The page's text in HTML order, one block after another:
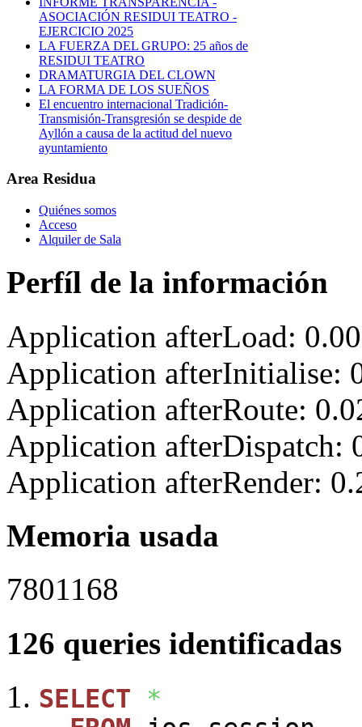
ASOCIACIÓN RESIDUI TEATRO -
EJERCICIO 2025
LA FUERZA DEL GRUPO: 25 años de
RESIDUI TEATRO
DRAMATURGIA DEL CLOWN
LA FORMA DE LOS SUEÑOS
El encuentro internacional Tradición-
Transmisión-Transgresión se despide de
Ayllón a causa de la actitud del nuevo
ayuntamiento
Area Residua
Quiénes somos
Acceso
Alquiler de Sala
Perfíl de la información
Application afterLoad:
Application afterInitialise:
Application afterRoute:
Application afterDispatch:
Application afterRender:
Memoria usada
7801168
126 queries identificadas
SELECT
*